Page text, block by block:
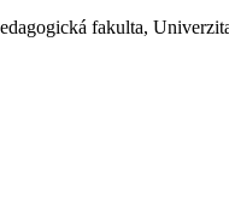
fakulta,